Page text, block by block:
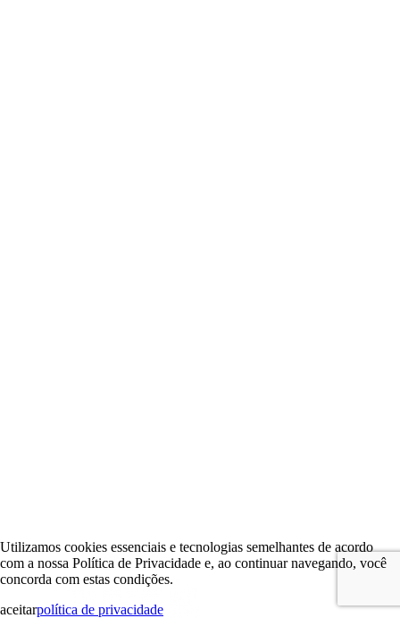
Utilizamos cookies essenciais e tecnologias semelhantes de acordo
com a nossa Política de Privacidade e, ao continuar navegando, você
concorda com estas condições.
aceitarpolítica de privacidade